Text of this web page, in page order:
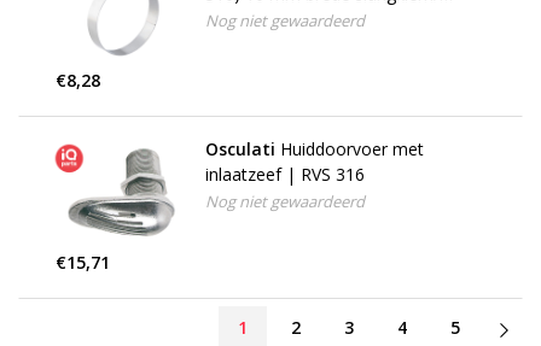
wormschroefklem
Nog niet gewaardeerd
€8,28
Osculati Huiddoorvoer met
inlaatzeef | RVS 316
Nog niet gewaardeerd
€15,71
1 2 3 4 5